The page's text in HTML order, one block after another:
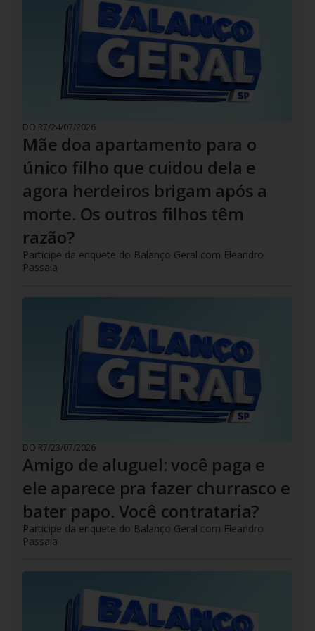
DO R7/24/07/2026
Mãe doa apartamento para o
único filho que cuidou dela e
agora herdeiros brigam após a
morte. Os outros filhos têm
razão?
Participe da enquete do Balanço Geral com Eleandro
Passaia
DO R7/23/07/2026
Amigo de aluguel: você paga e
ele aparece pra fazer churrasco e
bater papo. Você contrataria?
Participe da enquete do Balanço Geral com Eleandro
Passaia